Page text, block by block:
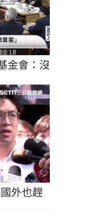
金會：沒
外也趕